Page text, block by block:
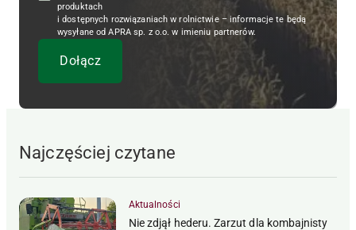
produktach
i dostępnych rozwiązaniach w rolnictwie – informacje te będą
wysyłane od APRA sp. z o.o. w imieniu partnerów.
Najczęściej czytane
Aktualności
Nie zdjął hederu. Zarzut dla kombajnisty